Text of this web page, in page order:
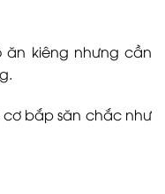
kiêng nhưng cần
cơ bắp săn chắc như